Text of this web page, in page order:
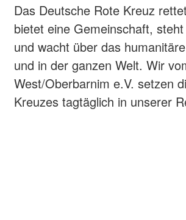
Das Deutsche Rote Kreuz
bietet eine Gemeinschaft,
und wacht über das
und in der ganzen Welt. Wir
West/Oberbarnim e.V. setzen
Kreuzes tagtäglich in unserer